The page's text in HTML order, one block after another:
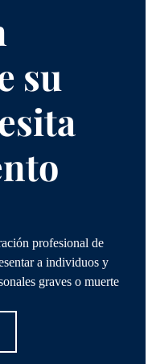
su
profesional de
a individuos y
graves o muerte